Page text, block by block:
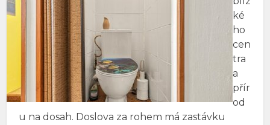
ké
ho
cen
tra
a
přír
od
u na dosah. Doslova za rohem má zastávku